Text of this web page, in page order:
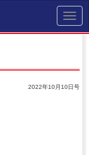
2022年10月10日号